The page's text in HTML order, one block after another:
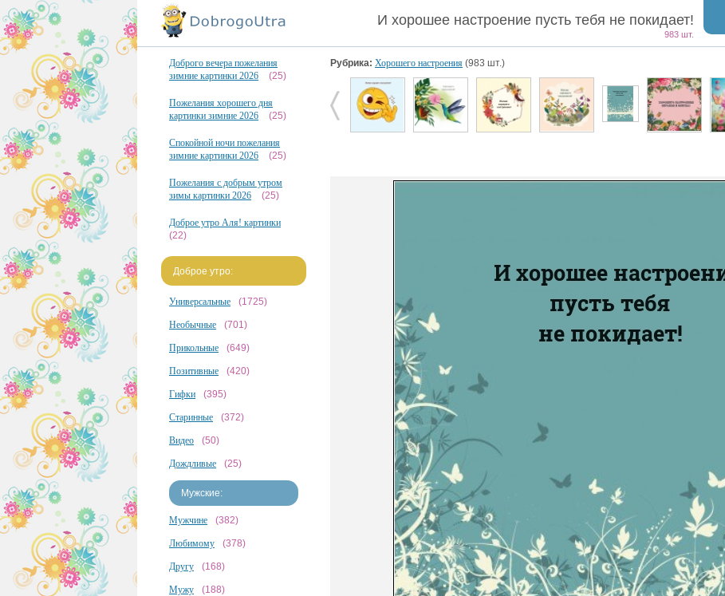
И хорошее настроение пусть тебя не покидает!
983 шт.
Доброго вечера пожелания
зимние картинки 2026
(25)
Пожелания хорошего дня
картинки зимние 2026
(25)
Спокойной ночи пожелания
зимние картинки 2026
(25)
Пожелания с добрым утром
зимы картинки 2026
(25)
Доброе утро Аля! картинки
(22)
Доброе утро:
Универсальные (1725)
Необычные (701)
Прикольные (649)
Позитивные (420)
Гифки (395)
Старинные (372)
Видео (50)
Дождливые (25)
Мужские:
Мужчине (382)
Любимому (378)
Другу (168)
Мужу (188)
Рубрика: Хорошего настроения (983 шт.)